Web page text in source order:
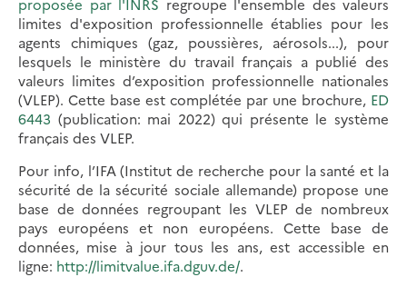
proposée par l'INRS regroupe l'ensemble des valeurs
limites d'exposition professionnelle établies pour les
agents chimiques (gaz, poussières, aérosols...), pour
lesquels le ministère du travail français a publié des
valeurs limites d’exposition professionnelle nationales
(VLEP). Cette base est complétée par une brochure, ED
6443 (publication: mai 2022) qui présente le système
français des VLEP.
Pour info, l’IFA (Institut de recherche pour la santé et la
sécurité de la sécurité sociale allemande) propose une
base de données regroupant les VLEP de nombreux
pays européens et non européens. Cette base de
données, mise à jour tous les ans, est accessible en
ligne: http://limitvalue.ifa.dguv.de/.